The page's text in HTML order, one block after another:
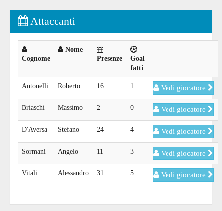
Attaccanti
Cognome
Nome
Presenze
Goal
fatti
Antonelli Roberto 16 1 Vedi giocatore
Briaschi Massimo 2 0 Vedi giocatore
D'Aversa Stefano 24 4 Vedi giocatore
Sormani Angelo 11 3 Vedi giocatore
Vitali Alessandro 31 5 Vedi giocatore